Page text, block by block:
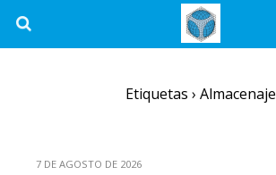
Etiquetas › Almacenaje
7 DE AGOSTO DE 2026